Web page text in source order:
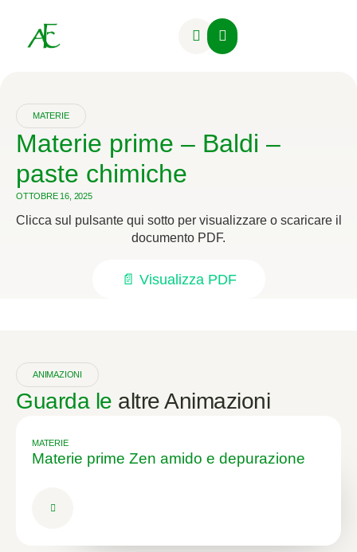
MATERIE
Materie prime – Baldi –
paste chimiche
OTTOBRE 16, 2025
Clicca sul pulsante qui sotto per visualizzare o scaricare il
documento PDF.
📄 Visualizza PDF
ANIMAZIONI
Guarda le altre Animazioni
MATERIE
Materie prime Zen amido e depurazione